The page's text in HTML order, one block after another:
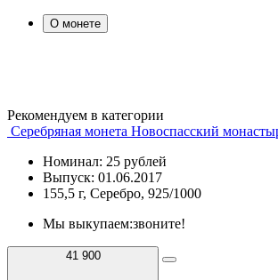
О монете
Рекомендуем в категории
Серебряная монета Новоспасский
Номинал: 25 рублей
Выпуск: 01.06.2017
155,5 г, Серебро, 925/1000
Мы выкупаем:звоните!
41 900